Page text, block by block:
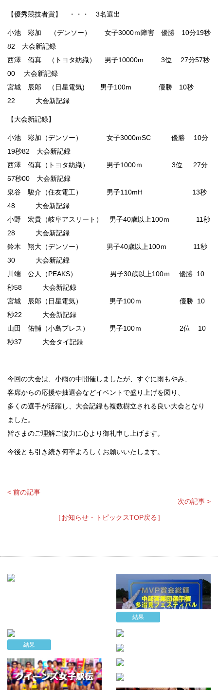
【優秀競技者賞】 ・・・ 3名選出
小池 彩加 （デンソー） 女子3000ｍ障害 優勝 10分19秒
82 大会新記録
西澤 侑真 （トヨタ紡織） 男子10000m 3位 27分57秒
00 大会新記録
宮城 辰郎 （日星電気) 男子100m 優勝 10秒
22 大会新記録
【大会新記録】
小池 彩加（デンソー） 女子3000mSC 優勝 10分
19秒82 大会新記録
西澤 侑真（トヨタ紡織） 男子1000ｍ 3位 27分
57秒00 大会新記録
泉谷 駿介（住友電工） 男子110mH 13秒
48 大会新記録
小野 宏貴（岐阜アスリート） 男子40歳以上100ｍ 11秒
28 大会新記録
鈴木 翔大（デンソー） 男子40歳以上100ｍ 11秒
30 大会新記録
川端 公人（PEAKS） 男子30歳以上100ｍ 優勝 10
秒58 大会新記録
宮城 辰郎（日星電気） 男子100ｍ 優勝 10
秒22 大会新記録
山田 佑輔（小島プレス） 男子100ｍ 2位 10
秒37 大会タイ記録
今回の大会は、小雨の中開催しましたが、すぐに雨もやみ、
客席からの応援や抽選会などイベントで盛り上げを図り、
多くの選手が活躍し、大会記録も複数樹立される良い大会となり
ました。
皆さまのご理解ご協力に心より御礼申し上げます。
今後とも引き続き何卒よろしくお願いいたします。
< 前の記事
次の記事 >
［お知らせ・トピックスTOP戻る］
結果
結果